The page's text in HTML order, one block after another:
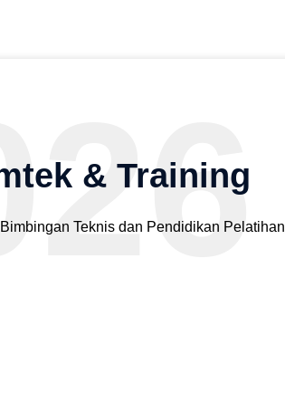
& Training
Teknis dan Pendidikan